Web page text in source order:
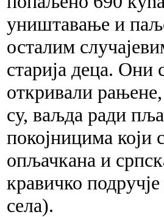
уништавање и
осталим
старија деца.
откривали
су, ваљда ради
покојницима
опљачкана и
кравичко
села).